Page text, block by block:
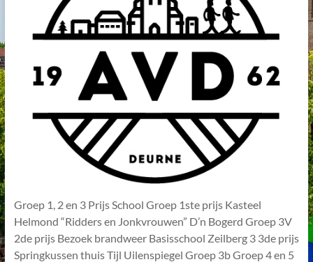
Groep 1, 2 en 3 Prijs School Groep 1ste prijs Kasteel
Helmond “Ridders en Jonkvrouwen” D’n Bogerd Groep 3V
2de prijs Bezoek brandweer Basisschool Zeilberg 3 3de prijs
Springkussen thuis Tijl Uilenspiegel Groep 3b Groep 4 en 5